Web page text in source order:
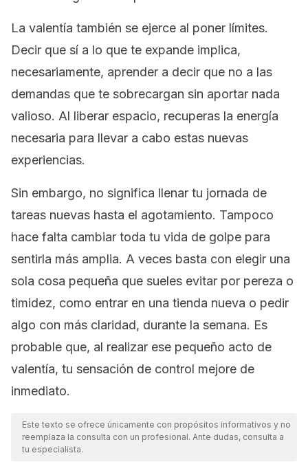
La valentía también se ejerce al poner límites.
Decir que sí a lo que te expande implica,
necesariamente, aprender a decir que no a las
demandas que te sobrecargan sin aportar nada
valioso. Al liberar espacio, recuperas la energía
necesaria para llevar a cabo estas nuevas
experiencias.
Sin embargo, no significa llenar tu jornada de
tareas nuevas hasta el agotamiento. Tampoco
hace falta cambiar toda tu vida de golpe para
sentirla más amplia. A veces basta con elegir una
sola cosa pequeña que sueles evitar por pereza o
timidez, como entrar en una tienda nueva o pedir
algo con más claridad, durante la semana. Es
probable que, al realizar ese pequeño acto de
valentía, tu sensación de control mejore de
inmediato.
Este texto se ofrece únicamente con propósitos informativos y no
reemplaza la consulta con un profesional. Ante dudas, consulta a
tu especialista.